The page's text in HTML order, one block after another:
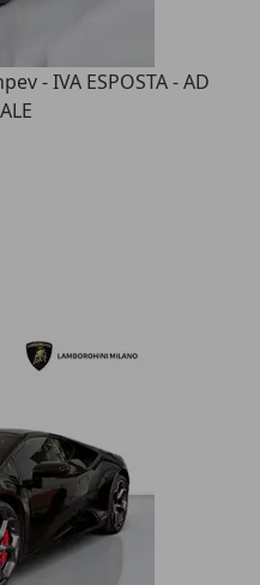
- IVA ESPOSTA - AD